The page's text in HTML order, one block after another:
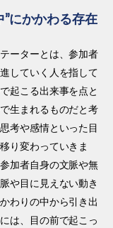
にかかわる存在
ーターとは、参加者
していく人を指して
起こる出来事を点と
生まれるものだと考
考や感情といった目
り変わっていきま
加者自身の文脈や無
や目に見えない動き
わりの中から引き出
は、目の前で起こっ